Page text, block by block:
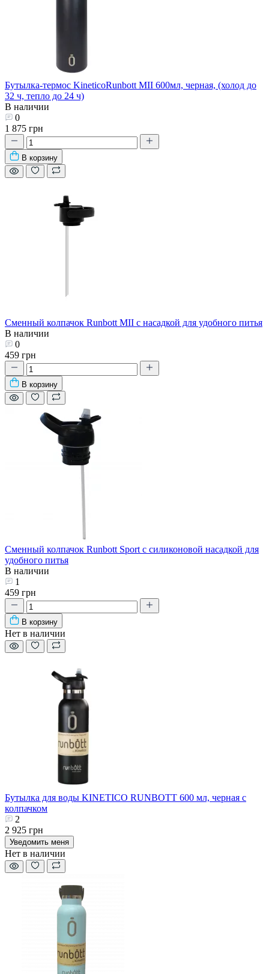
Бутылка-термос KineticoRunbott MII 600мл, черная, (холод до
32 ч, тепло до 24 ч)
В наличии
0
1 875 грн
В корзину
Сменный колпачок Runbott MII с насадкой для удобного питья
В наличии
0
459 грн
В корзину
Сменный колпачок Runbott Sport с силиконовой насадкой для
удобного питья
В наличии
1
459 грн
В корзину
Нет в наличии
Бутылка для воды KINETICO RUNBOTT 600 мл, черная с
колпачком
2
2 925 грн
Уведомить меня
Нет в наличии